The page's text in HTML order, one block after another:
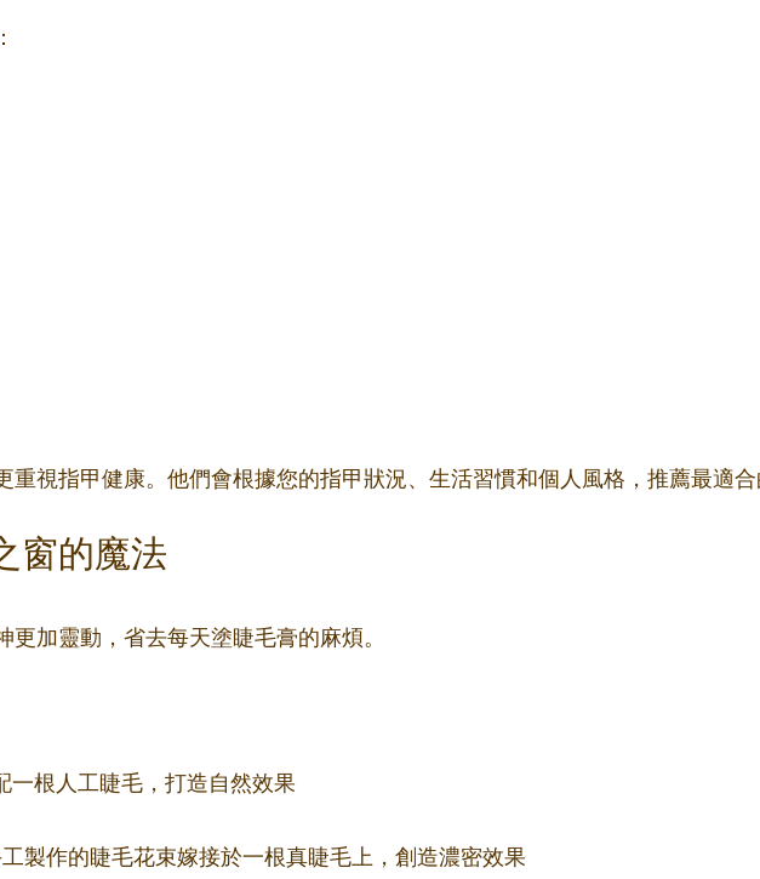
重視指甲健康。他們會根據您的指甲狀況、生活習慣和個人風格，推薦最適合
窗的魔法
加靈動，省去每天塗睫毛膏的麻煩。
一根人工睫毛，打造自然效果
製作的睫毛花束嫁接於一根真睫毛上，創造濃密效果